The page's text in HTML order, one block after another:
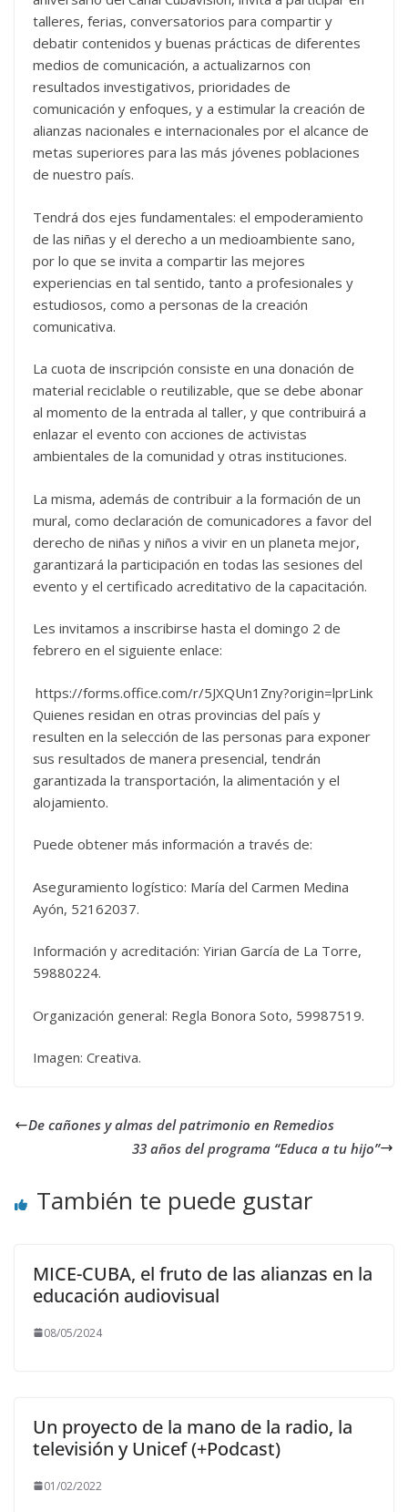
talleres, ferias, conversatorios para compartir y
debatir contenidos y buenas prácticas de diferentes
medios de comunicación, a actualizarnos con
resultados investigativos, prioridades de
comunicación y enfoques, y a estimular la creación de
alianzas nacionales e internacionales por el alcance de
metas superiores para las más jóvenes poblaciones
de nuestro país.
Tendrá dos ejes fundamentales: el empoderamiento
de las niñas y el derecho a un medioambiente sano,
por lo que se invita a compartir las mejores
experiencias en tal sentido, tanto a profesionales y
estudiosos, como a personas de la creación
comunicativa.
La cuota de inscripción consiste en una donación de
material reciclable o reutilizable, que se debe abonar
al momento de la entrada al taller, y que contribuirá a
enlazar el evento con acciones de activistas
ambientales de la comunidad y otras instituciones.
La misma, además de contribuir a la formación de un
mural, como declaración de comunicadores a favor del
derecho de niñas y niños a vivir en un planeta mejor,
garantizará la participación en todas las sesiones del
evento y el certificado acreditativo de la capacitación.
Les invitamos a inscribirse hasta el domingo 2 de
febrero en el siguiente enlace:
https://forms.office.com/r/5JXQUn1Zny?origin=lprLink
Quienes residan en otras provincias del país y
resulten en la selección de las personas para exponer
sus resultados de manera presencial, tendrán
garantizada la transportación, la alimentación y el
alojamiento.
Puede obtener más información a través de:
Aseguramiento logístico: María del Carmen Medina
Ayón, 52162037.
Información y acreditación: Yirian García de La Torre,
59880224.
Organización general: Regla Bonora Soto, 59987519.
Imagen: Creativa.
De cañones y almas del patrimonio en Remedios
33 años del programa “Educa a tu hijo”
También te puede gustar
MICE-CUBA, el fruto de las alianzas en la
educación audiovisual
08/05/2024
Un proyecto de la mano de la radio, la
televisión y Unicef (+Podcast)
01/02/2022